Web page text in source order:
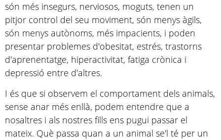
són més insegurs, nerviosos, moguts, tenen un
pitjor control del seu moviment, són menys àgils,
són menys autònoms, més impacients, i poden
presentar problemes d'obesitat, estrés, trastorns
d'aprenentatge, hiperactivitat, fatiga crònica i
depressió entre d'altres.
I és que si observem el comportament dels animals,
sense anar més enllà, podem entendre que a
nosaltres i als nostres fills ens pugui passar el
mateix. Què passa quan a un animal se'l té per un